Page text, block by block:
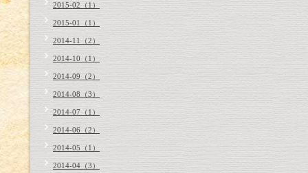
2015-02（1）
2015-01（1）
2014-11（2）
2014-10（1）
2014-09（2）
2014-08（3）
2014-07（1）
2014-06（2）
2014-05（1）
2014-04（3）